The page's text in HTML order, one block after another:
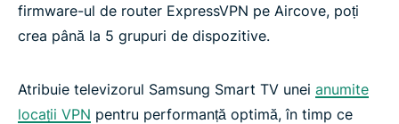
firmware-ul de router ExpressVPN pe Aircove, poți
crea până la 5 grupuri de dispozitive.
Atribuie televizorul Samsung Smart TV unei anumite
locații VPN pentru performanță optimă, în timp ce